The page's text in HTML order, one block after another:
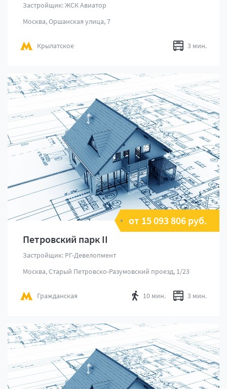
Застройщик: ЖСК Авиатор
Москва, Оршанская улица, 7
Крылатское 3 мин.
от 15 093 806 руб.
Петровский парк II
Застройщик: РГ-Девелопмент
Москва, Старый Петровско-Разумовский проезд, 1/23
Гражданская 10 мин. 3 мин.